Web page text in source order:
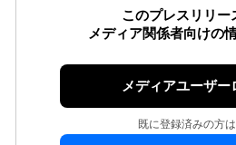
このプレスリリー
メディア関係者向けの
メディアユーザー
既に登録済みの方